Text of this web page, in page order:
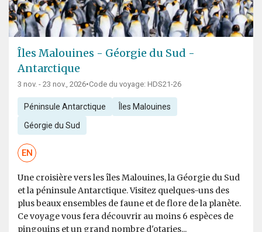
Îles Malouines - Géorgie du Sud -
Antarctique
3 nov. - 23 nov., 2026•Code du voyage: HDS21-26
Péninsule Antarctique Îles Malouines
Géorgie du Sud
EN
Une croisière vers les îles Malouines, la Géorgie du Sud
et la péninsule Antarctique. Visitez quelques-uns des
plus beaux ensembles de faune et de flore de la planète.
Ce voyage vous fera découvrir au moins 6 espèces de
pingouins et un grand nombre d'otaries...